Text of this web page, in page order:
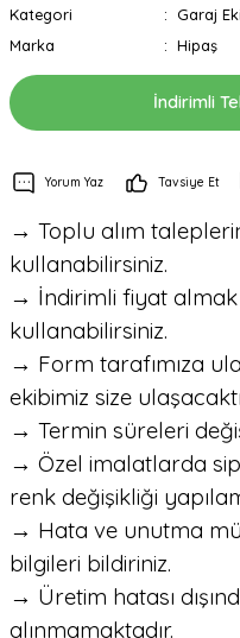
Kategori
Garaj
Marka
Hipaş
İndirimli
Yorum Yaz Tavsiye Et
→ Toplu alım
kullanabilirsiniz.
→ İndirimli fiyat
kullanabilirsiniz.
→ Form tarafımıza
ekibimiz size
→ Termin süreleri
→ Özel imalatlarda
renk değişikliği
→ Hata ve unutma
bilgileri bildiriniz.
→ Üretim hatası
alınmamaktadır.